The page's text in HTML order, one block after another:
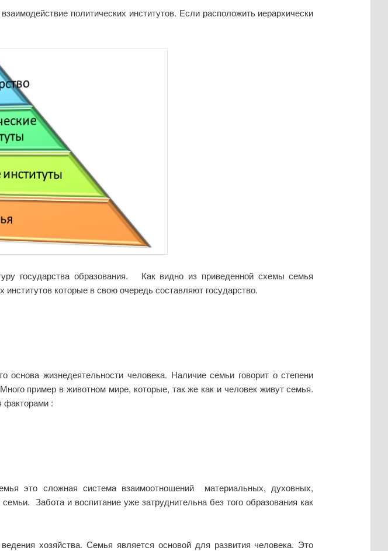
политических институтов. Если расположить иерархически
государства образования. Как видно из приведенной схемы семья
которые в свою очередь составляют государство.
жизнедеятельности человека. Наличие семьи говорит о степени
пример в животном мире, которые, так же как и человек живут семья.
:
это сложная система взаимоотношений материальных, духовных,
Забота и воспитание уже затруднительна без того образования как
хозяйства. Семья является основой для развития человека. Это